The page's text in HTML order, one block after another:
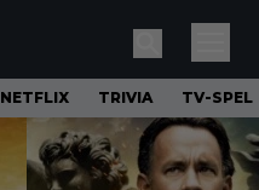
NETFLIX TRIVIA TV-SPEL